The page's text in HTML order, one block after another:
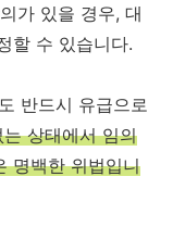
가 있을 경우, 대
할 수 있습니다.
반드시 유급으로
상태에서 임의
명백한 위법입니